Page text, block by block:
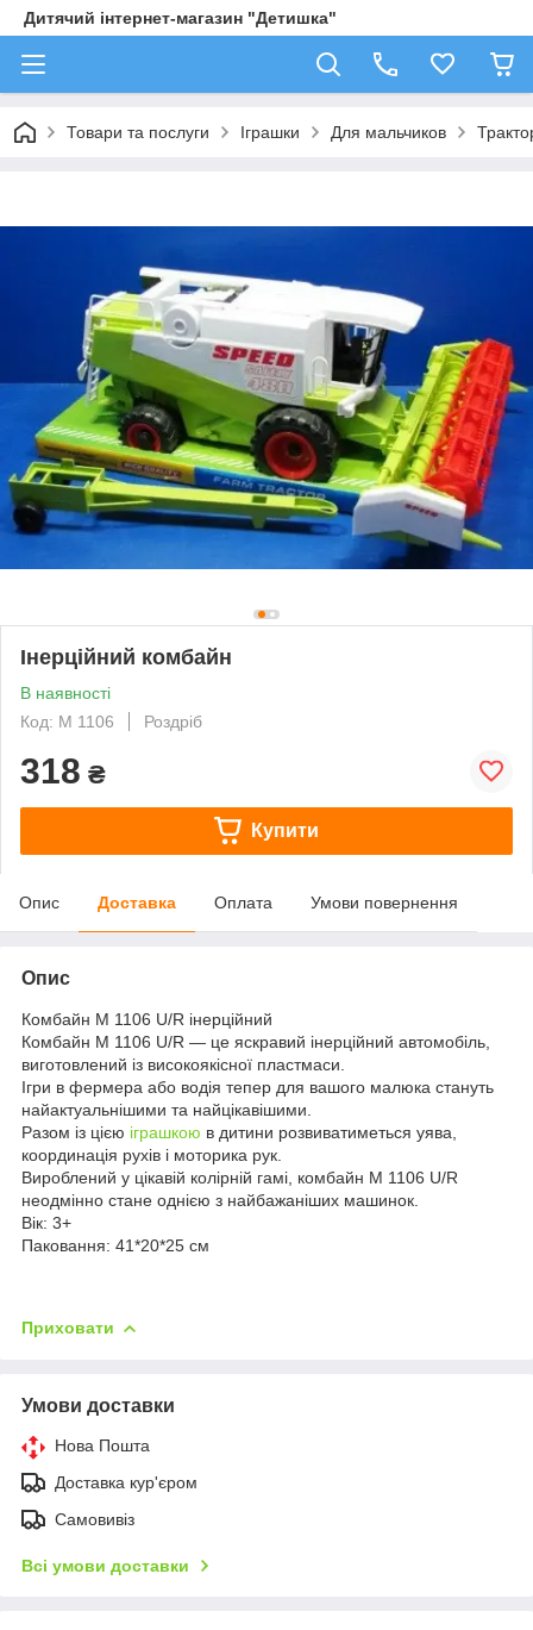
Дитячий інтернет-магазин "Детишка"
Товари та послуги Іграшки Для мальчиков
Інерційний комбайн
В наявності
Код: M 1106
Роздріб
318 ₴
Купити
Опис Доставка Оплата Умови повернення
Опис
Комбайн M 1106 U/R інерційний
Комбайн M 1106 U/R — це яскравий інерційний автомобіль,
виготовлений із високоякісної пластмаси.
Ігри в фермера або водія тепер для вашого малюка стануть
найактуальнішими та найцікавішими.
Разом із цією іграшкою в дитини розвиватиметься уява,
координація рухів і моторика рук.
Вироблений у цікавій колірній гамі, комбайн M 1106 U/R
неодмінно стане однією з найбажаніших машинок.
Вік: 3+
Паковання: 41*20*25 см
Приховати
Умови доставки
Нова Пошта
Доставка кур'єром
Самовивіз
Всі умови доставки